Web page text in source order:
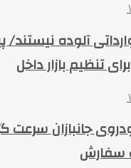
آلوده
تنظیم بازار داخل
سفارش